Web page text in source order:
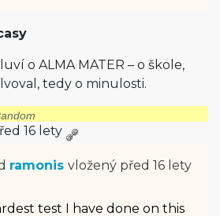
o ALMA MATER – o škole,
tedy o minulosti.
16 lety
ramonis vložený před 16 lety
test I have done on this